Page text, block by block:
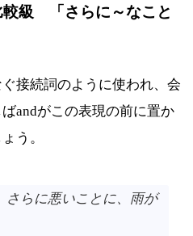
級 「さらに～なこと
接続詞のように使われ、会
andがこの表現の前に置か
う。
さらに悪いことに、雨が